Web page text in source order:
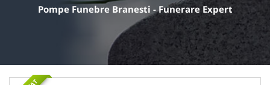
Pompe Funebre Branesti - Funerare Expert